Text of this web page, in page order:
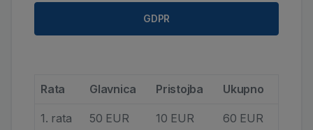
GDPR
Rata Glavnica Pristojba Ukupno
1. rata 50 EUR 10 EUR 60 EUR